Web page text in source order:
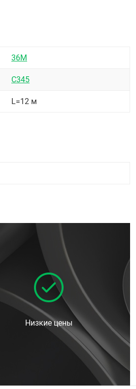
36М
С345
L=12 м
Низкие цены